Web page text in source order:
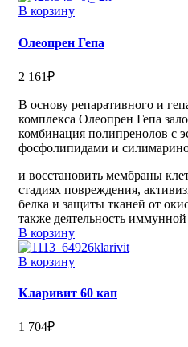
В корзину
Олеопрен Гепа
2 161₽
В основу репаративного и
комплекса Олеопрен Гепа
комбинация полипренолов с
фосфолипидами и
и восстановить мембраны
стадиях повреждения,
белка и защиты тканей от
также деятельность
В корзину
В корзину
Кларивит 60 кап
1 704₽